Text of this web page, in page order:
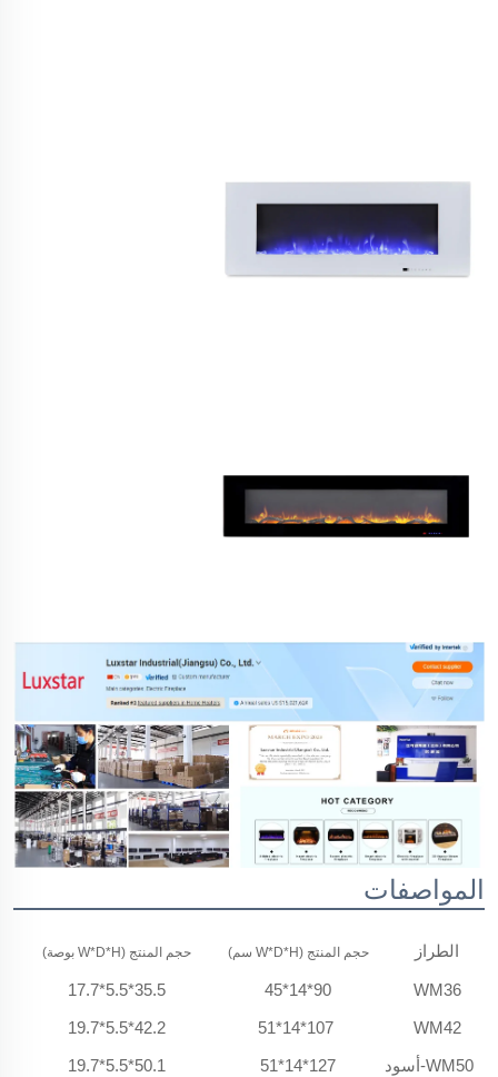
المواصفات
الطراز حجم المنتج (W*D*H سم) حجم المنتج (W*D*H بوصة)
WM36
90*14*45
35.5*5.5*17.7
WM42
42.2*5.5*19.7
WM50-أسود
127*14*51
50.1*5.5*19.7